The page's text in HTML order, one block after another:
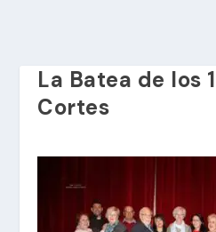
La Batea de los
Cortes